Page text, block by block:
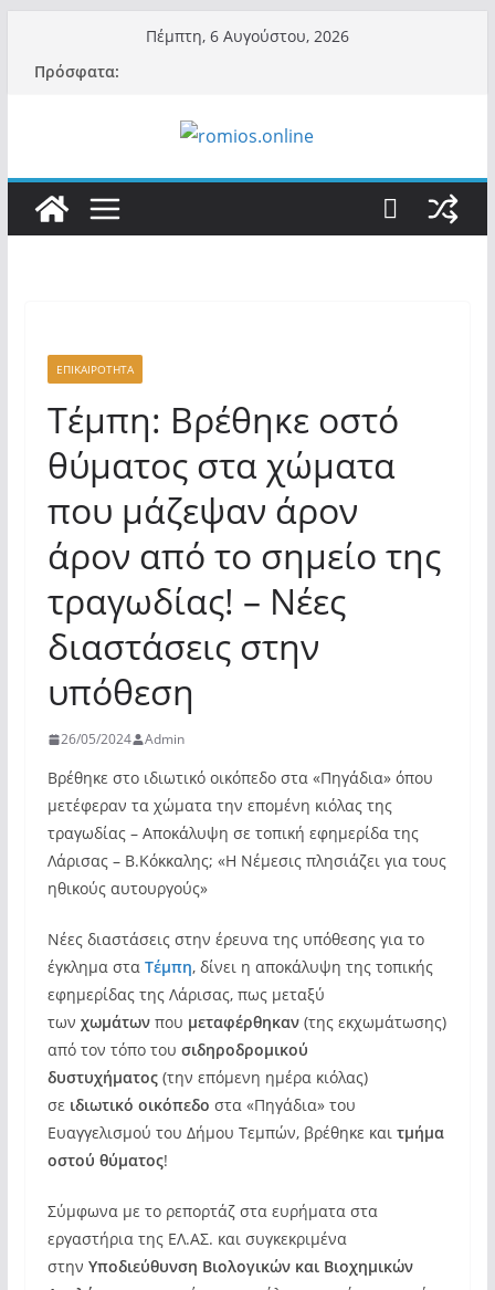
περιεχόμενο
Πέμπτη, 6 Αυγούστου, 2026
Πρόσφατα:
ΕΠΙΚΑΙΡΟΤΗΤΑ
Τέμπη: Βρέθηκε οστό
θύματος στα χώματα
που μάζεψαν άρον
άρον από το σημείο της
τραγωδίας! – Νέες
διαστάσεις στην
υπόθεση
26/05/2024 Admin
Βρέθηκε στο ιδιωτικό οικόπεδο στα «Πηγάδια» όπου
μετέφεραν τα χώματα την επομένη κιόλας της
τραγωδίας – Αποκάλυψη σε τοπική εφημερίδα της
Λάρισας – Β.Κόκκαλης; «Η Νέμεσις πλησιάζει για τους
ηθικούς αυτουργούς»
Νέες διαστάσεις στην έρευνα της υπόθεσης για το
έγκλημα στα Τέμπη, δίνει η αποκάλυψη της τοπικής
εφημερίδας της Λάρισας, πως μεταξύ
των χωμάτωνπου μεταφέρθηκαν(της εκχωμάτωσης)
από τον τόπο του σιδηροδρομικού
δυστυχήματος(την επόμενη ημέρα κιόλας)
σε ιδιωτικό οικόπεδο στα «Πηγάδια» του
Ευαγγελισμού του Δήμου Τεμπών, βρέθηκε και τμήμα
οστού θύματος!
Σύμφωνα με το ρεπορτάζ στα ευρήματα στα
εργαστήρια της ΕΛ.ΑΣ. και συγκεκριμένα
στην Υποδιεύθυνση Βιολογικών και Βιοχημικών